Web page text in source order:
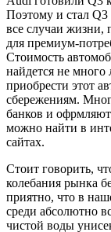
Поэтому и стал Q3
все случаи жизни,
для премиум-
Стоимость
найдется не много
приобрести этот
сбережениям.
банков и
можно найти в
сайтах.
Стоит говорить,
колебания рынка
приятно, что в
среди абсолютно
чистой воды